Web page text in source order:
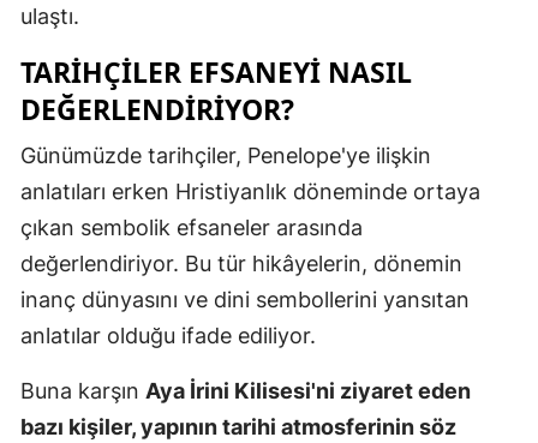
Malatya
Muğla
Muş
ulaştı.
TARIHÇILER EFSANEYI NASIL
DEĞERLENDIRIYOR?
Günümüzde tarihçiler, Penelope'ye ilişkin
anlatıları erken Hristiyanlık döneminde ortaya
çıkan sembolik efsaneler arasında
değerlendiriyor. Bu tür hikâyelerin, dönemin
inanç dünyasını ve dini sembollerini yansıtan
anlatılar olduğu ifade ediliyor.
Buna karşın Aya İrini Kilisesi'ni ziyaret eden
bazı kişiler, yapının tarihi atmosferinin söz